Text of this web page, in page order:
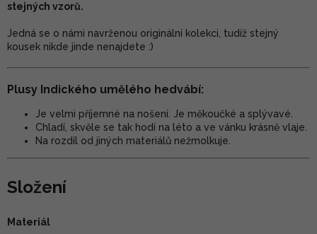
stejných vzorů.
Jedná se o námi navrženou originální kolekci, tudíž stejný
kousek nikde jinde nenajdete :)
Plusy Indického umělého hedvábí:
Je velmi příjemné na nošení. Je měkoučké a splývavé.
Chladí, skvěle se tak hodí na léto a ve vánku krásně vlaje.
Na rozdíl od jiných materiálů nežmolkuje.
Složení
Materiál